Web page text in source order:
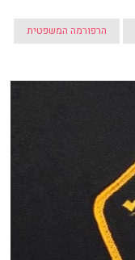
הרפורמה המשפטית